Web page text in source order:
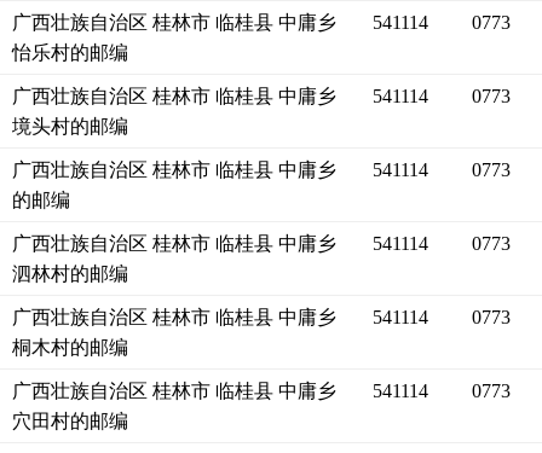
广西壮族自治区 桂林市 临桂县 中庸乡
怡乐村的邮编
541114 0773
广西壮族自治区 桂林市 临桂县 中庸乡
境头村的邮编
541114 0773
广西壮族自治区 桂林市 临桂县 中庸乡
的邮编
541114 0773
广西壮族自治区 桂林市 临桂县 中庸乡
泗林村的邮编
541114 0773
广西壮族自治区 桂林市 临桂县 中庸乡
桐木村的邮编
541114 0773
广西壮族自治区 桂林市 临桂县 中庸乡
穴田村的邮编
541114 0773